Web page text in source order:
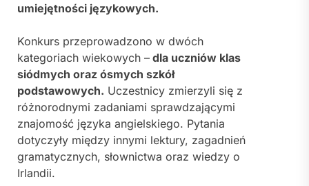
umiejętności językowych.
Konkurs przeprowadzono w dwóch
kategoriach wiekowych – dla uczniów klas
siódmych oraz ósmych szkół
podstawowych. Uczestnicy zmierzyli się z
różnorodnymi zadaniami sprawdzającymi
znajomość języka angielskiego. Pytania
dotyczyły między innymi lektury, zagadnień
gramatycznych, słownictwa oraz wiedzy o
Irlandii.